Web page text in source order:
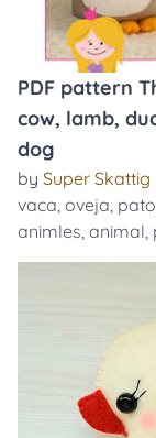
PDF pattern
cow, lamb,
dog
by Super Skattig
vaca, oveja, pato
animles, animal,